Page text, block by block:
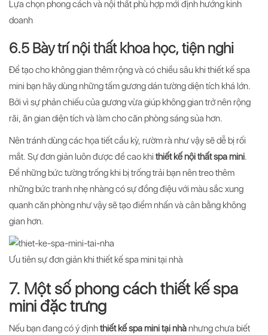
Lựa chọn phong cách và nội thất phù hợp mới định hướng kinh
doanh
6.5 Bày trí nội thất khoa học, tiện nghi
Để tạo cho không gian thêm rộng và có chiều sâu khi thiết kế spa
mini bạn hãy dùng những tấm gương dán tường diện tích khá lớn.
Bởi vì sự phản chiếu của gương vừa giúp không gian trở nên rộng
rãi, ăn gian diện tích và làm cho căn phòng sáng sủa hơn.
Nên tránh dùng các họa tiết cầu kỳ, rườm rà như vậy sẽ dễ bị rối
mắt. Sự đơn giản luôn được đề cao khi thiết kế nội thất spa mini.
Để những bức tường trống khi bị trống trải bạn nên treo thêm
những bức tranh nhẹ nhàng có sự đồng điệu với màu sắc xung
quanh căn phòng như vậy sẽ tạo điểm nhấn và cân bằng không
gian hơn.
Ưu tiên sự đơn giản khi thiết kế spa mini tại nhà
7. Một số phong cách thiết kế spa
mini đặc trưng
Nếu bạn đang có ý địnhthiết kế spa mini tại nhànhưng chưa biết